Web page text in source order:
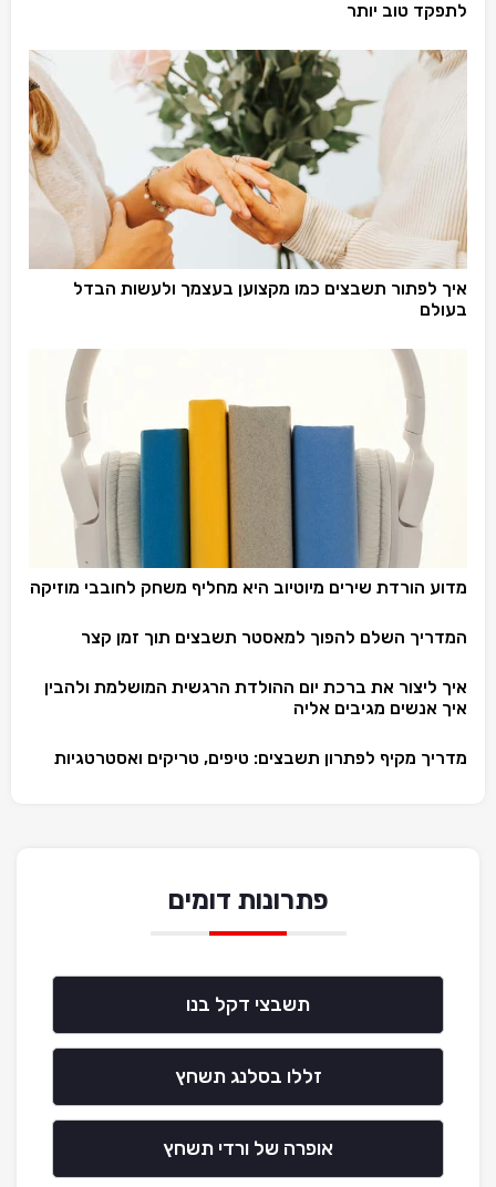
לתפקד טוב יותר
איך לפתור תשבצים כמו מקצוען בעצמך ולעשות הבדל
בעולם
מדוע הורדת שירים מיוטיוב היא מחליף משחק לחובבי מוזיקה
המדריך השלם להפוך למאסטר תשבצים תוך זמן קצר
איך ליצור את ברכת יום ההולדת הרגשית המושלמת ולהבין
איך אנשים מגיבים אליה
מדריך מקיף לפתרון תשבצים: טיפים, טריקים ואסטרטגיות
פתרונות דומים
תשבצי דקל בנו
זללו בסלנג תשחץ
אופרה של ורדי תשחץ